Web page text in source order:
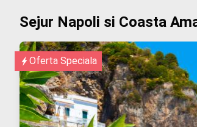
Sejur Napoli si Coasta
Oferta Speciala